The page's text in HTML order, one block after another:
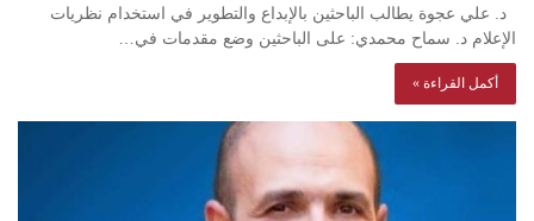
د. علي عجوة يطالب الباحثين بالإبداع والتطوير في استخدام نظريات
الإعلام د. سماح محمدي: على الباحثين وضع مقدمات في…
أكمل القراءة »